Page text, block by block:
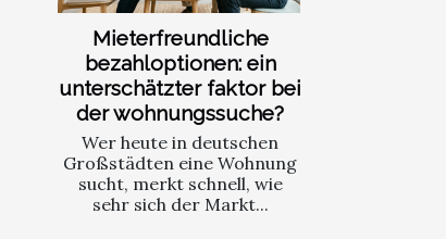
Mieterfreundliche
bezahloptionen: ein
unterschätzter faktor bei
der wohnungssuche?
Wer heute in deutschen
Großstädten eine Wohnung
sucht, merkt schnell, wie
sehr sich der Markt...